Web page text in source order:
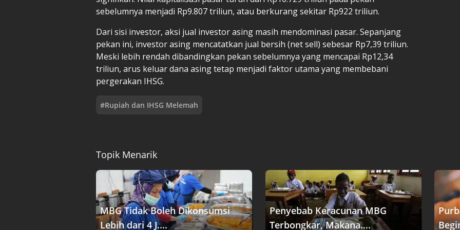
sebelumnya menjadi Rp9.807 triliun, atau berkurang sekitar Rp922 triliun.
Dari sisi investor, aksi jual investor asing masih mendominasi pasar. Sepanjang
pekan ini, investor asing mencatatkan jual bersih (net sell) sebesar Rp7,39 triliun.
Meski lebih rendah dibandingkan pekan sebelumnya yang mencapai Rp12,34
triliun, arus keluar dana asing tetap menjadi faktor utama yang membebani
pergerakan IHSG.
#Rupiah dan IHSG Melemah
Topik Menarik
MBG Tidak Boleh Dikonsumsi
Lebih dari 4 J....
Penyebab Keracunan MBG
Terbongkar, Makana....